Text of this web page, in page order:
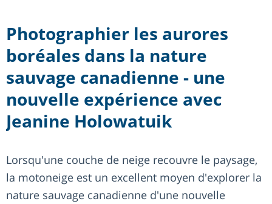
Photographier les aurores
boréales dans la nature
sauvage canadienne - une
nouvelle expérience avec
Jeanine Holowatuik
Lorsqu'une couche de neige recouvre le paysage,
la motoneige est un excellent moyen d'explorer la
nature sauvage canadienne d'une nouvelle